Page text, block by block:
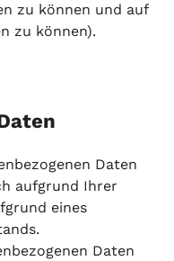
zu können und auf
zu können).
Daten
aufgrund Ihrer
eines
Daten